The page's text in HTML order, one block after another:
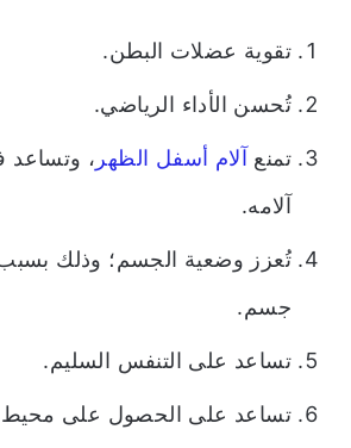
تقوية عضلات البطن.
تُحسن الأداء الرياضي.
تمنع آلام أسفل الظهر ، وتساعد
آلامه.
تُعزز وضعية الجسم؛ وذلك
جسم.
تساعد على التنفس السليم.
تساعد على الحصول على